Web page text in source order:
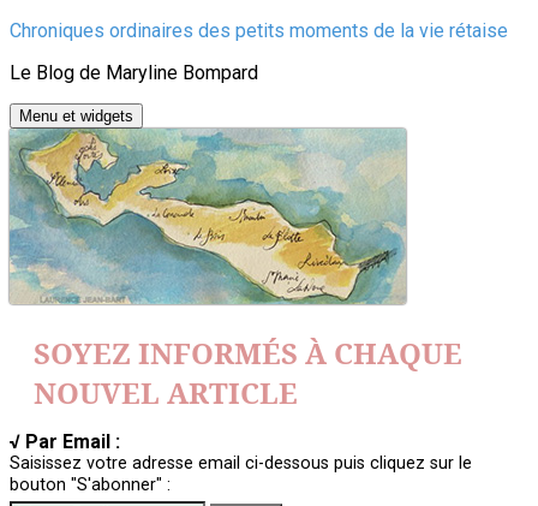
Aller
contenu
Chroniques ordinaires des petits moments de la vie rétaise
Le Blog de Maryline Bompard
Menu et widgets
SOYEZ INFORMÉS À CHAQUE
NOUVEL ARTICLE
√ Par Email :
Saisissez votre adresse email ci-dessous puis cliquez sur le
bouton "S'abonner" :